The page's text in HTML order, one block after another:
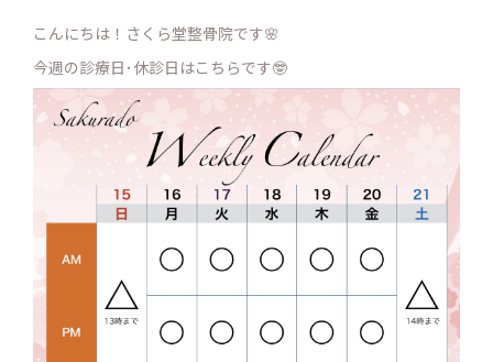
こんにちは！さくら堂整骨院です🌸
今週の診療日･休診日はこちらです🤓